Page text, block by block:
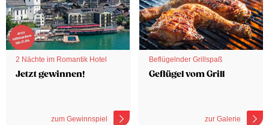
2 Nächte im Romantik Hotel
Jetzt gewinnen!
zum Gewinnspiel
Beflügelnder Grillspaß
Geflügel vom Grill
zur Galerie